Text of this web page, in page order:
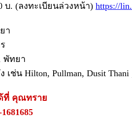
บ. (ลงทะเบียนล่วงหน้า) https://
า
พัทยา
ช่น Hilton, Pullman, Dusit Thani ,
ที่ คุณทราย